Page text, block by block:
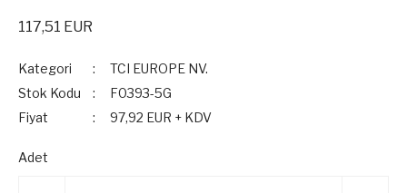
117,51 EUR
Kategori
TCI EUROPE NV.
Stok Kodu
F0393-5G
Fiyat
97,92 EUR + KDV
Adet